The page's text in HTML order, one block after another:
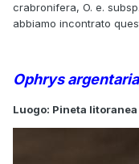
crabronifera, O. e.
abbiamo incontrato
Ophrys argentaria
Luogo: Pineta